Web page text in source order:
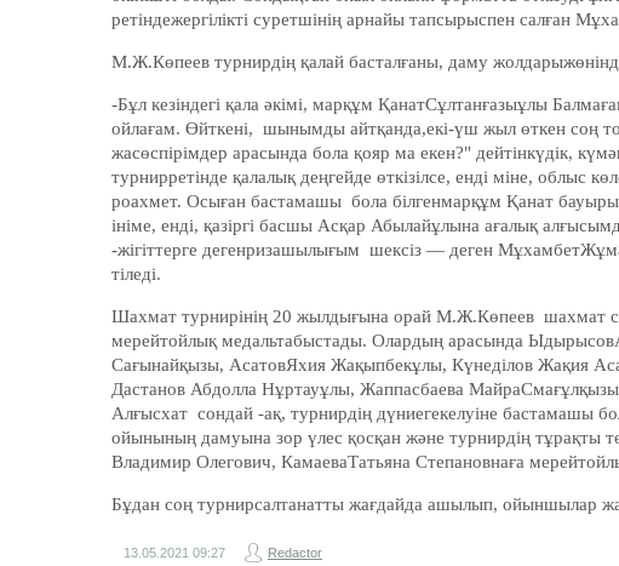
ретіндежергілікті суретшінің арнайы тапсырыспен салған
М.Ж.Көпеев турнирдің қалай басталғаны, даму
-Бұл кезіндегі қала әкімі, марқұм ҚанатСұлтанғазыұлы
ойлағам. Өйткені, шынымды айтқанда,екі-үш жыл өткен соң
жасөспірімдер арасында бола қояр ма екен?" дейтінкүдік,
турнирретінде қалалық деңгейде өткізілсе, енді міне,
роахмет. Осыған бастамашы бола білгенмарқұм Қанат
ініме, енді, қазіргі басшы Асқар Абылайұлына ағалық
-жігіттерге дегенризашылығым шексіз — деген
тіледі.
Шахмат турнирінің 20 жылдығына орай М.Ж.Көпеев шахмат
мерейтойлық медальтабыстады. Олардың арасында
Сағынайқызы, АсатовЯхия Жақыпбекұлы, Күнеділов Жақия
Дастанов Абдолла Нұртауұлы, Жаппасбаева
Алғысхат сондай -ақ, турнирдің дүниегекелуіне бастамашы
ойынының дамуына зор үлес қосқан және турнирдің тұрақты
Владимир Олегович, КамаеваТатьяна Степановнаға
Бұдан соң турнирсалтанатты жағдайда ашылып, ойыншылар
13.05.2021 09:27 Redactor